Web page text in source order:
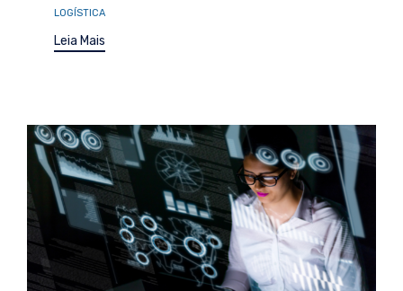
LOGÍSTICA
Leia Mais